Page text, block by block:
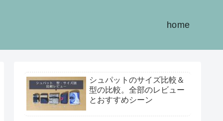
home
シュパットのサイズ比較＆
型の比較。全部のレビュー
とおすすめシーン